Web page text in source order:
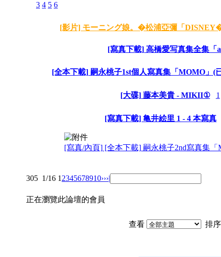
3 4 5 6
[影片] モーニング娘。�松浦亞彌「
[寫真下載] 高橋愛写真集全集「
[全本下載] 嗣永桃子1st個人寫真集「MOMO」(
[大碟] 藤本美貴 - MIKII① 1
[寫真下載] 亀井絵里 1 - 4 本寫真
[寫真/內頁] [全本下載] 嗣永桃子2nd寫真集「
305 1/16 1 2345678910›››|
正在瀏覽此論壇的會員
查看 排